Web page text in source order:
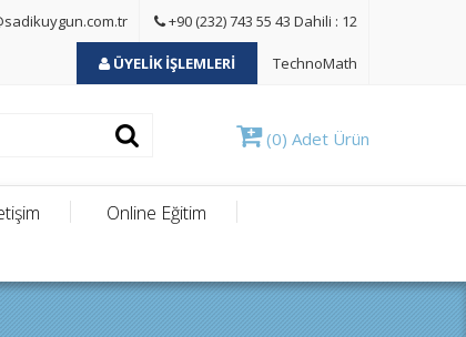
+90 (232) 743 55 43 Dahili : 12
ÜYELİK İŞLEMLERİ TechnoMath
(0) Adet Ürün
Online Eğitim